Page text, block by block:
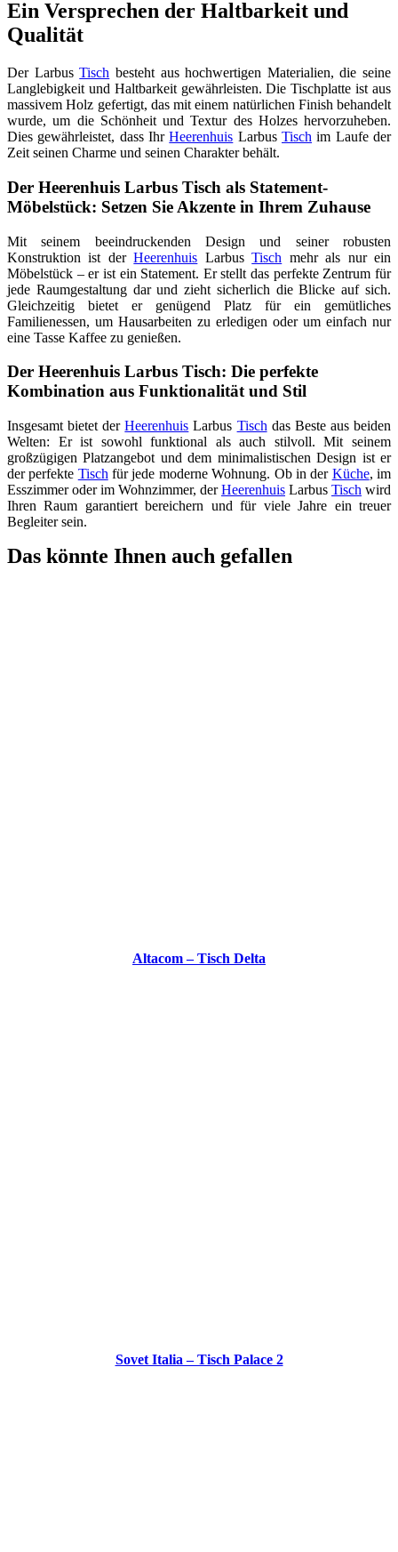
Ein Versprechen der Haltbarkeit und
Qualität
Der LarbusTisch besteht aus hochwertigen Materialien, die seine
Langlebigkeit und Haltbarkeit gewährleisten. Die Tischplatte ist aus
massivem Holz gefertigt, das mit einem natürlichen Finish behandelt
wurde, um die Schönheit und Textur des Holzes hervorzuheben.
Dies gewährleistet, dass IhrHeerenhuis LarbusTisch im Laufe der
Zeit seinen Charme und seinen Charakter behält.
Der Heerenhuis Larbus Tisch als Statement-
Möbelstück: Setzen Sie Akzente in Ihrem Zuhause
Mit seinem beeindruckenden Design und seiner robusten
Konstruktion ist derHeerenhuis LarbusTisch mehr als nur ein
Möbelstück – er ist ein Statement. Er stellt das perfekte Zentrum für
jede Raumgestaltung dar und zieht sicherlich die Blicke auf sich.
Gleichzeitig bietet er genügend Platz für ein gemütliches
Familienessen, um Hausarbeiten zu erledigen oder um einfach nur
eine Tasse Kaffee zu genießen.
Der Heerenhuis Larbus Tisch: Die perfekte
Kombination aus Funktionalität und Stil
Insgesamt bietet derHeerenhuis Larbus Tisch das Beste aus beiden
Welten: Er ist sowohl funktional als auch stilvoll. Mit seinem
großzügigen Platzangebot und dem minimalistischen Design ist er
der perfekte Tisch für jede moderne Wohnung. Ob in der Küche, im
Esszimmer oder im Wohnzimmer, derHeerenhuis Larbus Tisch wird
Ihren Raum garantiert bereichern und für viele Jahre ein treuer
Begleiter sein.
Das könnte Ihnen auch gefallen
Altacom – Tisch Delta
Sovet Italia – Tisch Palace 2